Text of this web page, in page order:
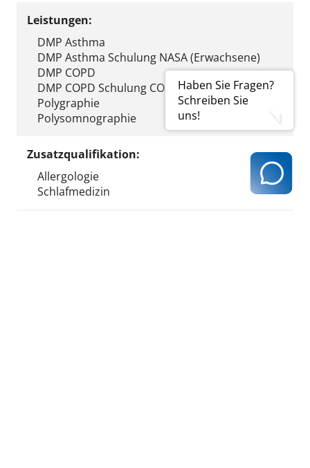
Haben Sie Fragen?
Schreiben Sie
uns!
Leistungen:
DMP Asthma
DMP Asthma Schulung NASA (Erwachsene)
DMP COPD
DMP COPD Schulung COBRA (Erwachsene)
Polygraphie
Polysomnographie
Zusatzqualifikation:
Allergologie
Schlafmedizin